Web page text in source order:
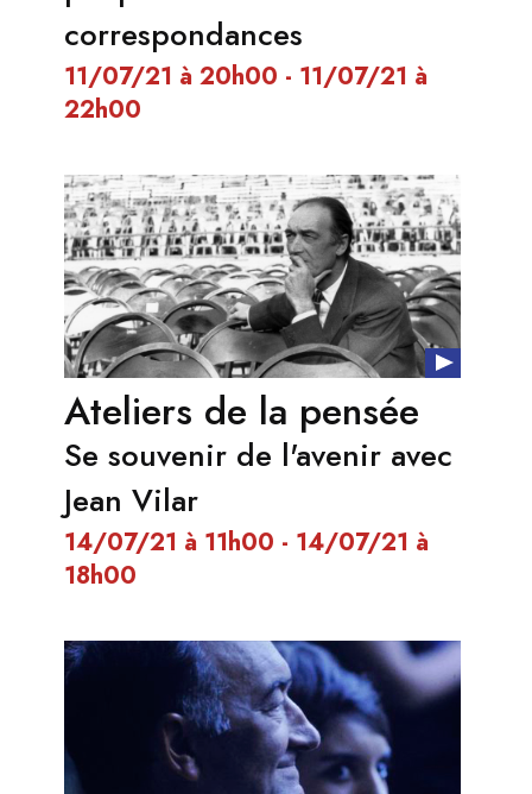
correspondances
11/07/21 à 20h00 - 11/07/21 à
22h00
Ateliers de la pensée
Se souvenir de l'avenir avec
Jean Vilar
14/07/21 à 11h00 - 14/07/21 à
18h00